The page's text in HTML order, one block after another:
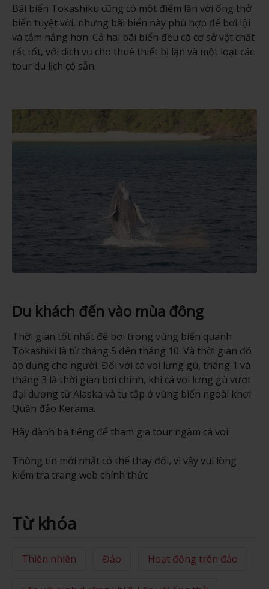
Bãi biển Tokashiku cũng có một điểm lặn với ống thở
biển tuyệt vời, nhưng bãi biển này phù hợp để bơi lội
và tắm nắng hơn. Cả hai bãi biển đều có cơ sở vật chất
rất tốt, với dịch vụ cho thuê thiết bị lặn và một loạt các
tour du lịch có sẵn.
Du khách đến vào mùa đông
Thời gian tốt nhất để bơi trong vùng biển quanh
Tokashiki là từ tháng 5 đến tháng 10. Và thời gian đó
áp dụng cho người. Đối với cá voi lưng gù, tháng 1 và
tháng 3 là thời gian bơi chính, khi cá voi lưng gù vượt
đại dương từ Alaska và tụ tập ở vùng biển ngoài khơi
Quần đảo Kerama.
Hãy dành ba tiếng để tham gia tour ngắm cá voi.
Thông tin mới nhất có thể thay đổi, vì vậy vui lòng
kiểm tra trang web chính thức
Từ khóa
Thiên nhiên Đảo Hoạt động trên đảo